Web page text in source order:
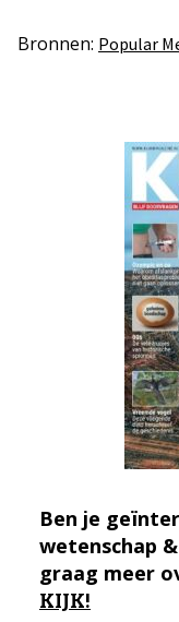
Bronnen: Popular
Ben je
wetenschap
graag meer
KIJK!